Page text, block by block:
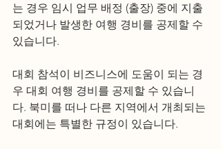
는 경우 임시 업무 배정 (출장) 중에 지출
되었거나 발생한 여행 경비를 공제할 수
있습니다.
대회 참석이 비즈니스에 도움이 되는 경
우 대회 여행 경비를 공제할 수 있습니
다. 북미를 떠나 다른 지역에서 개최되는
대회에는 특별한 규정이 있습니다.